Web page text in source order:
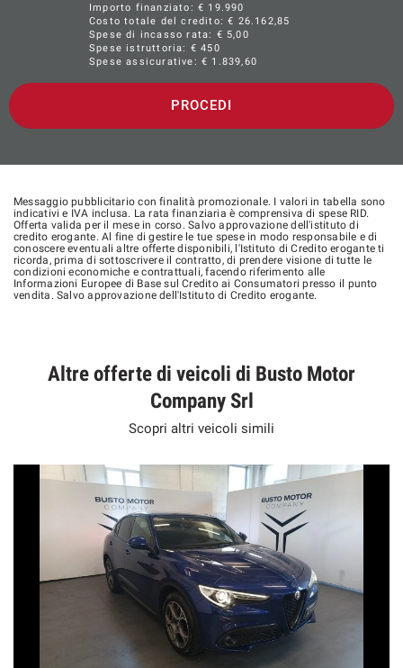
Importo finanziato: € 19.990
Costo totale del credito: € 26.162,85
Spese di incasso rata: € 5,00
Spese istruttoria: € 450
Spese assicurative: € 1.839,60
PROCEDI
Messaggio pubblicitario con finalità promozionale. I valori in tabella sono
indicativi e IVA inclusa. La rata finanziaria è comprensiva di spese RID.
Offerta valida per il mese in corso. Salvo approvazione dell'istituto di
credito erogante. Al fine di gestire le tue spese in modo responsabile e di
conoscere eventuali altre offerte disponibili, l'Istituto di Credito erogante ti
ricorda, prima di sottoscrivere il contratto, di prendere visione di tutte le
condizioni economiche e contrattuali, facendo riferimento alle
Informazioni Europee di Base sul Credito ai Consumatori presso il punto
vendita. Salvo approvazione dell'Istituto di Credito erogante.
Altre offerte di veicoli di Busto Motor
Company Srl
Scopri altri veicoli simili